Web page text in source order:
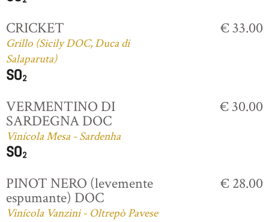
CRICKET
Grillo (Sicily DOC, Duca di
Salaparuta)
€ 33.00
VERMENTINO DI
SARDEGNA DOC
Vinícola Mesa - Sardenha
€ 30.00
PINOT NERO (levemente
espumante) DOC
Vinícola Vanzini - Oltrepò Pavese
€ 28.00